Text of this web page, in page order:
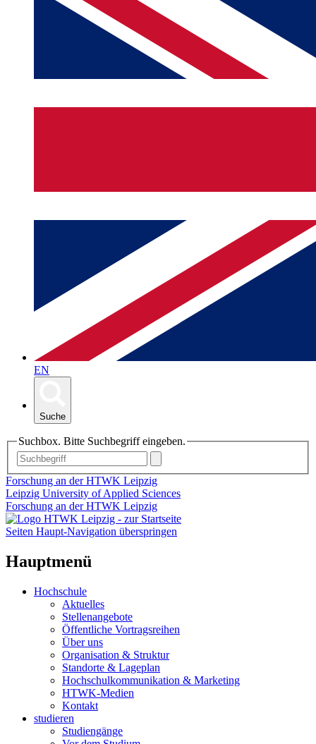
EN
Suche
Suchbox. Bitte Suchbegriff eingeben.
Forschung an der HTWK Leipzig
Leipzig University of Applied Sciences
Forschung an der HTWK Leipzig
Seiten Haupt-Navigation überspringen
Hauptmenü
Hochschule
Aktuelles
Stellenangebote
Öffentliche Vortragsreihen
Über uns
Organisation & Struktur
Standorte & Lageplan
Hochschulkommunikation & Marketing
HTWK-Medien
Kontakt
studieren
Studiengänge